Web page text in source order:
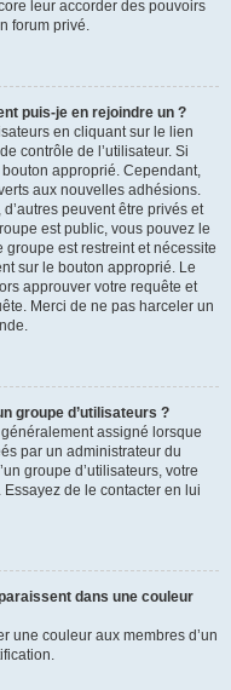
leur accorder des pouvoirs
forum privé.
puis-je en rejoindre un ?
en cliquant sur le lien
contrôle de l’utilisateur. Si
approprié. Cependant,
aux nouvelles adhésions.
peuvent être privés et
est public, vous pouvez le
est restreint et nécessite
sur le bouton approprié. Le
approuver votre requête et
Merci de ne pas harceler un
groupe d’utilisateurs ?
assigné lorsque
par un administrateur du
groupe d’utilisateurs, votre
de le contacter en lui
dans une couleur
une couleur aux membres d’un